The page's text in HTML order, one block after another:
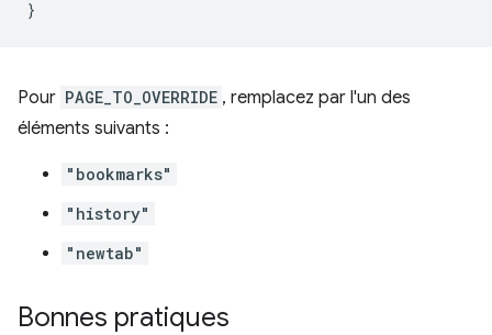
Pour PAGE_TO_OVERRIDE , remplacez par l'un des
éléments suivants :
"bookmarks"
"history"
"newtab"
Bonnes pratiques